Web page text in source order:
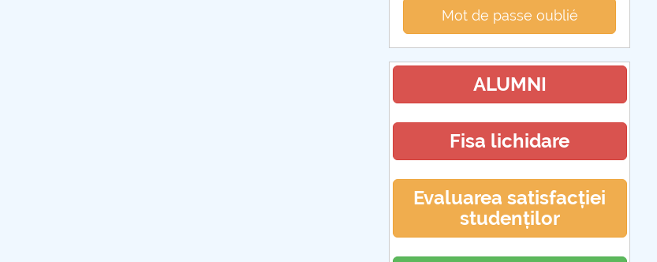
Mot de passe oublié
ALUMNI
Fisa lichidare
Evaluarea satisfacției
studenților